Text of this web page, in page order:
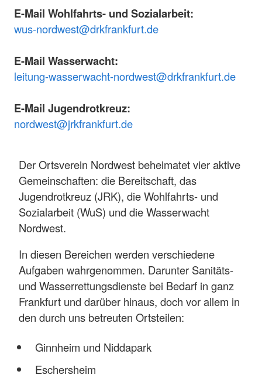
E-Mail Wohlfahrts- und Sozialarbeit:
wus-nordwest@drkfrankfurt.de
E-Mail Wasserwacht:
leitung-wasserwacht-nordwest@drkfrankfurt.de
E-Mail Jugendrotkreuz:
nordwest@jrkfrankfurt.de
Der Ortsverein Nordwest beheimatet vier aktive
Gemeinschaften: die Bereitschaft, das
Jugendrotkreuz (JRK), die Wohlfahrts- und
Sozialarbeit (WuS) und die Wasserwacht
Nordwest.
In diesen Bereichen werden verschiedene
Aufgaben wahrgenommen. Darunter Sanitäts-
und Wasserrettungsdienste bei Bedarf in ganz
Frankfurt und darüber hinaus, doch vor allem in
den durch uns betreuten Ortsteilen:
Ginnheim und Niddapark
Eschersheim